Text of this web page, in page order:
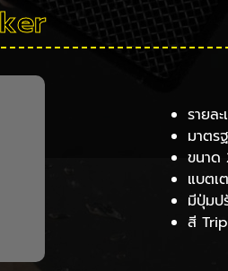
รายล
มาตร
ขนาด
แบตเ
มีปุ่มป
สี